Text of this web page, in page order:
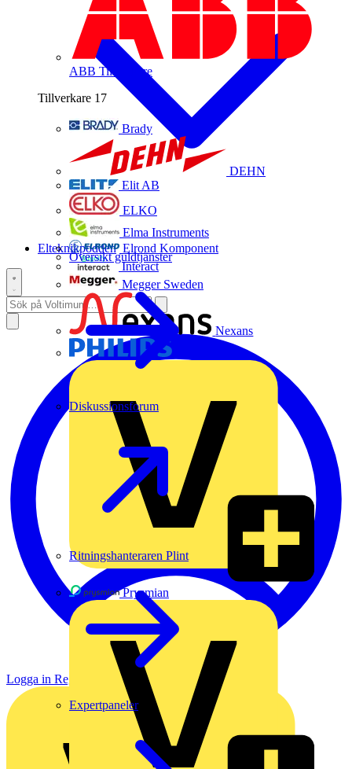
ABB Tillverkare
Tillverkare 17
Brady
DEHN
Elit AB
ELKO
Elma Instruments
Elrond Komponent
Interact
Megger Sweden
Nexans
Prysmian
Översikt guldtjänster
Diskussionsforum
Ritningshanteraren Plint
Expertpaneler
Elteknikpodden
Logga in Registrera dig